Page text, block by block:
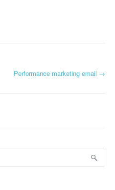
Performance marketing email →